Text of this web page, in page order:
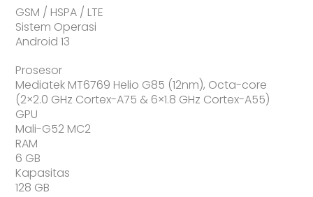
GSM / HSPA / LTE
Sistem Operasi
Android 13
Prosesor
Mediatek MT6769 Helio G85 (12nm), Octa-core
(2×2.0 GHz Cortex-A75 & 6×1.8 GHz Cortex-A55)
GPU
Mali-G52 MC2
RAM
6 GB
Kapasitas
128 GB